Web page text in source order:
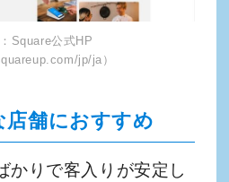
Square公式HP
jp/ja）
店舗におすすめ
かりで客入りが安定し